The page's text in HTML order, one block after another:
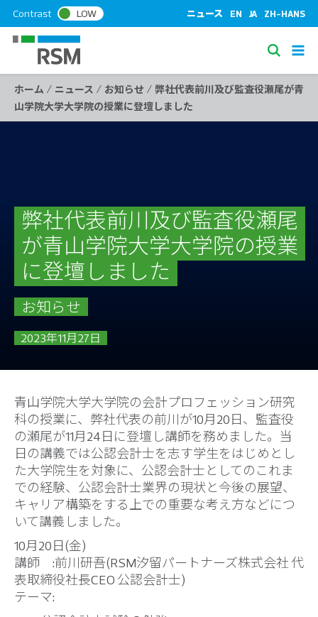
k
t
Contrast LOW ニュース EN JA ZH-HANS
S
e
a
ホーム / ニュース / お知らせ / 弊社代表前川及び監査役瀬尾が青
山学院大学大学院の授業に登壇しました
弊社代表前川及び監査役瀬尾
が青山学院大学大学院の授業
に登壇しました
お知らせ
2023年11月27日
青山学院大学大学院の会計プロフェッション研究
科の授業に、弊社代表の前川が10月20日、監査役
の瀬尾が11月24日に登壇し講師を務めました。当
日の講義では公認会計士を志す学生をはじめとし
た大学院生を対象に、公認会計士としてのこれま
での経験、公認会計士業界の現状と今後の展望、
キャリア構築をする上での重要な考え方などにつ
いて講義しました。
10月20日(金)
講師 :前川研吾(RSM汐留パートナーズ株式会社 代
表取締役社長CEO 公認会計士)
テーマ: